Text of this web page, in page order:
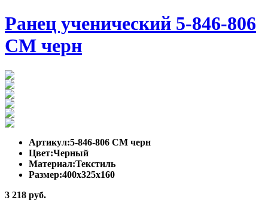
Ранец ученический 5-846-806
СМ черн
Артикул:5-846-806 СМ черн
Цвет:Черный
Материал:Текстиль
Размер:400x325x160
3 218 руб.